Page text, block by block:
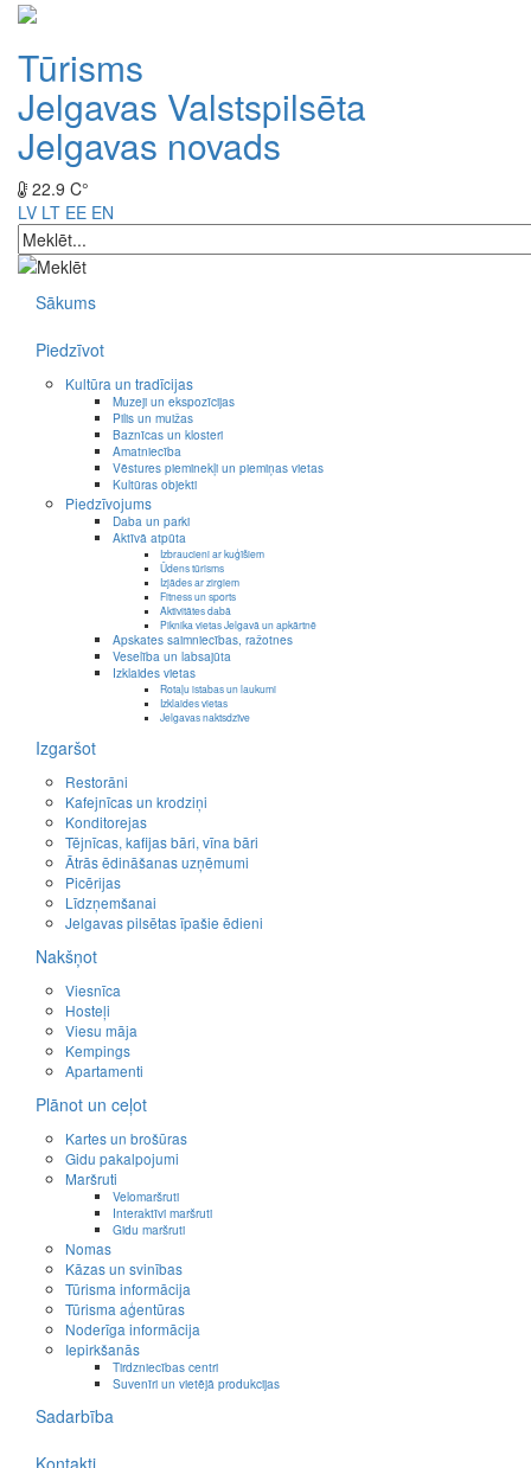
Tūrisms
Jelgavas Valstspilsēta
Jelgavas novads
22.9 C°
LV LT EE EN
Sākums
Piedzīvot
Kultūra un tradīcijas
Muzeji un ekspozīcijas
Pilis un muižas
Baznīcas un klosteri
Amatniecība
Vēstures pieminekļi un piemiņas vietas
Kultūras objekti
Piedzīvojums
Daba un parki
Aktīvā atpūta
Izbraucieni ar kuģīšiem
Ūdens tūrisms
Izjādes ar zirgiem
Fitness un sports
Aktivitātes dabā
Piknika vietas Jelgavā un apkārtnē
Apskates saimniecības, ražotnes
Veselība un labsajūta
Izklaides vietas
Rotaļu istabas un laukumi
Izklaides vietas
Jelgavas naktsdzīve
Izgaršot
Restorāni
Kafejnīcas un krodziņi
Konditorejas
Tējnīcas, kafijas bāri, vīna bāri
Ātrās ēdināšanas uzņēmumi
Picērijas
Līdzņemšanai
Jelgavas pilsētas īpašie ēdieni
Nakšņot
Viesnīca
Hosteļi
Viesu māja
Kempings
Apartamenti
Plānot un ceļot
Kartes un brošūras
Gidu pakalpojumi
Maršruti
Velomaršruti
Interaktīvi maršruti
Gidu maršruti
Nomas
Kāzas un svinības
Tūrisma informācija
Tūrisma aģentūras
Noderīga informācija
Iepirkšanās
Tirdzniecības centri
Suvenīri un vietējā produkcijas
Sadarbība